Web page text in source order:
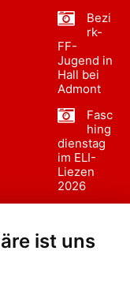
ist uns
Bezi
rk-
FF-
Jugend in
Hall bei
Admont
Fasc
hing
dienstag
im ELI-
Liezen
2026
sumzug